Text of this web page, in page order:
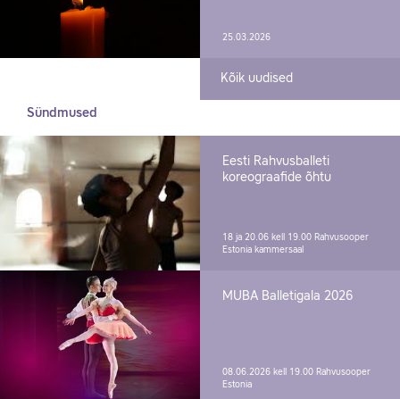
25.03.2026
Kõik uudised
Sündmused
Eesti Rahvusballeti
koreograafide õhtu
18 ja 20.06 kell 19.00 Rahvusooper
Estonia kammersaal
MUBA Balletigala 2026
08.06.2026 kell 19.00 Rahvusooper
Estonia